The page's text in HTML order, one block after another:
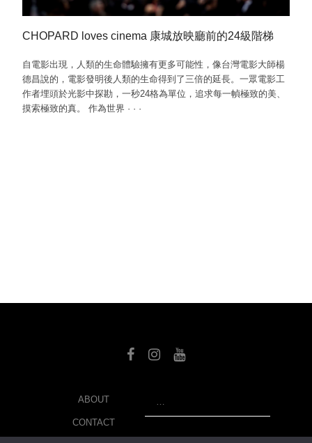
CHOPARD loves cinema 康城放映廳前的24級階梯
自電影出現，人類的生命體驗擁有更多可能性，像台灣電影大師楊
德昌說的，電影發明後人類的生命得到了三倍的延長。一眾電影工
作者埋頭於光影中探勘，一秒24格為單位，追求每一幀極致的美、
摸索極致的真。 作為世界 · · ·
ABOUT
CONTACT